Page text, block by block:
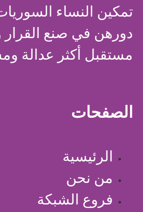
تمكين النساء
دورهن في صنع القرار
مستقبل أكثر عدالة
الصفحات
الرئيسية
من نحن
فروع الشبكة